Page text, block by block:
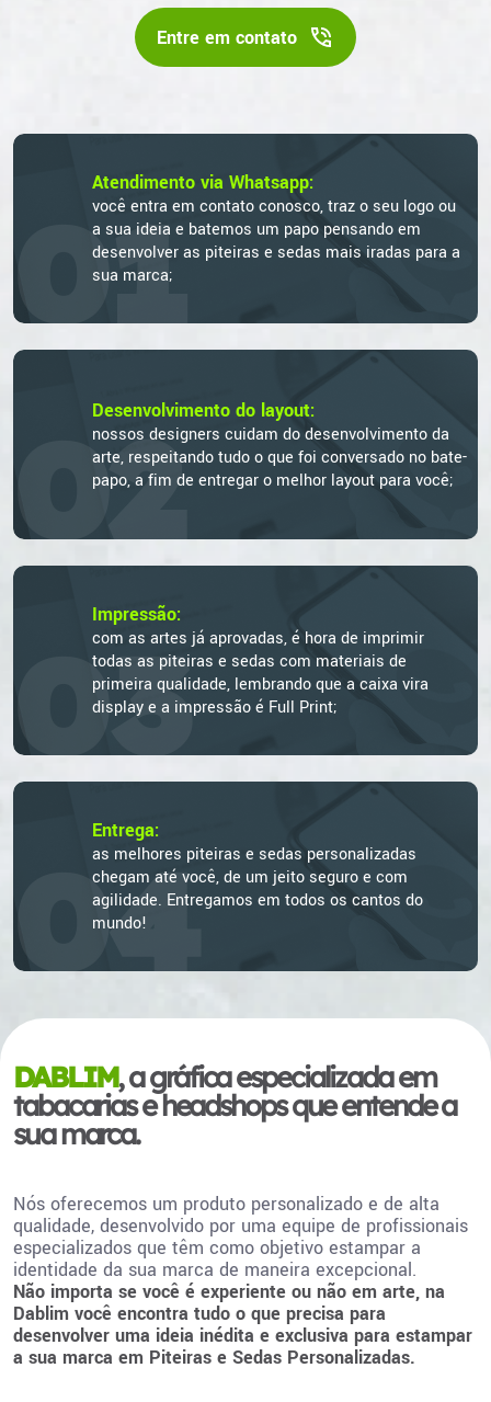
Entre em contato
01
Atendimento via Whatsapp:
você entra em contato conosco, traz o seu logo ou
a sua ideia e batemos um papo pensando em
desenvolver as piteiras e sedas mais iradas para a
sua marca;
02
Desenvolvimento do layout:
nossos designers cuidam do desenvolvimento da
arte, respeitando tudo o que foi conversado no bate-
papo, a fim de entregar o melhor layout para você;
03
Impressão:
com as artes já aprovadas, é hora de imprimir
todas as piteiras e sedas com materiais de
primeira qualidade, lembrando que a caixa vira
display e a impressão é Full Print;
04
Entrega:
as melhores piteiras e sedas personalizadas
chegam até você, de um jeito seguro e com
agilidade. Entregamos em todos os cantos do
mundo!
DABLIM, a gráfica especializada em
tabacarias e headshops que entende a
sua marca.
Nós oferecemos um produto personalizado e de alta
qualidade, desenvolvido por uma equipe de profissionais
especializados que têm como objetivo estampar a
identidade da sua marca de maneira excepcional.
Não importa se você é experiente ou não em arte, na
Dablim você encontra tudo o que precisa para
desenvolver uma ideia inédita e exclusiva para estampar
a sua marca em Piteiras e Sedas Personalizadas.